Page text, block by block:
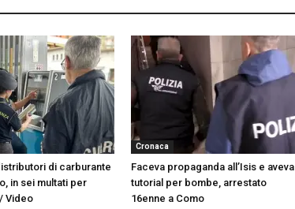
di carburante
in sei multati per
Video
Cronaca
Faceva propaganda all’Isis e aveva
tutorial per bombe, arrestato
16enne a Como